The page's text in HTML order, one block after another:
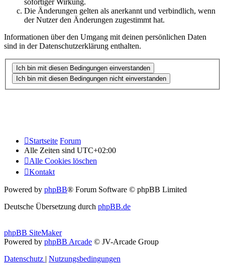
sofortiger Wirkung.
Die Änderungen gelten als anerkannt und verbindlich, wenn
der Nutzer den Änderungen zugestimmt hat.
Informationen über den Umgang mit deinen persönlichen Daten
sind in der Datenschutzerklärung enthalten.
Startseite Forum
Alle Zeiten sind UTC+02:00
Alle Cookies löschen
Kontakt
Powered by phpBB® Forum Software © phpBB Limited
Deutsche Übersetzung durch phpBB.de
phpBB SiteMaker
Powered by phpBB Arcade © JV-Arcade Group
Datenschutz | Nutzungsbedingungen